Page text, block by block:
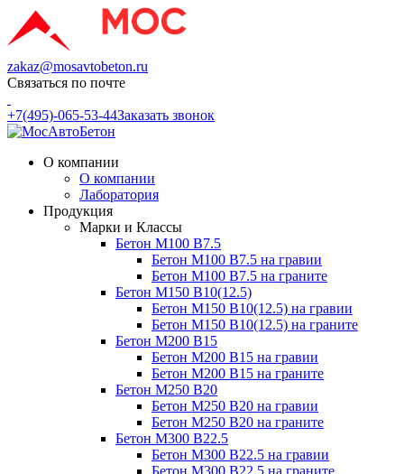
zakaz@mosavtobeton.ru
Связаться по почте
+7(495)-065-53-44Заказать звонок
О компании
О компании
Лаборатория
Продукция
Марки и Классы
Бетон М100 В7.5
Бетон М100 В7.5 на гравии
Бетон М100 В7.5 на граните
Бетон М150 В10(12.5)
Бетон М150 В10(12.5) на гравии
Бетон М150 В10(12.5) на граните
Бетон М200 В15
Бетон М200 В15 на гравии
Бетон М200 В15 на граните
Бетон М250 В20
Бетон М250 В20 на гравии
Бетон М250 В20 на граните
Бетон М300 В22.5
Бетон М300 В22.5 на гравии
Бетон М300 В22.5 на граните